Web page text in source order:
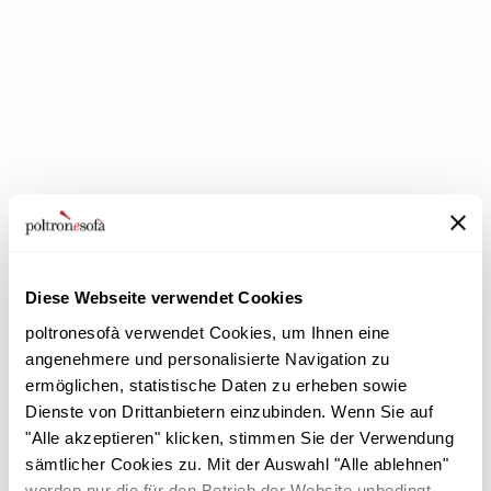
Diese Webseite verwendet Cookies
poltronesofà verwendet Cookies, um Ihnen eine
angenehmere und personalisierte Navigation zu
ermöglichen, statistische Daten zu erheben sowie
Dienste von Drittanbietern einzubinden. Wenn Sie auf
"Alle akzeptieren" klicken, stimmen Sie der Verwendung
sämtlicher Cookies zu. Mit der Auswahl "Alle ablehnen"
poltronesofà
Warum uns wählen
Unsere Filialen
Produkte
Werbeaktionen
Verkleidungen